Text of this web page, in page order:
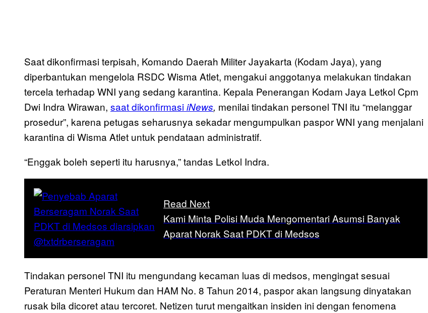
Saat dikonfirmasi terpisah, Komando Daerah Militer Jayakarta (Kodam Jaya), yang
diperbantukan mengelola RSDC Wisma Atlet, mengakui anggotanya melakukan tindakan
tercela terhadap WNI yang sedang karantina. Kepala Penerangan Kodam Jaya Letkol Cpm
Dwi Indra Wirawan, saat dikonfirmasiiNews, menilai tindakan personel TNI itu “melanggar
prosedur”, karena petugas seharusnya sekadar mengumpulkan paspor WNI yang menjalani
karantina di Wisma Atlet untuk pendataan administratif.
“Enggak boleh seperti itu harusnya,” tandas Letkol Indra.
Read Next
Kami Minta Polisi Muda Mengomentari Asumsi Banyak
Aparat Norak Saat PDKT di Medsos
Tindakan personel TNI itu mengundang kecaman luas di medsos, mengingat sesuai
Peraturan Menteri Hukum dan HAM No. 8 Tahun 2014, paspor akan langsung dinyatakan
rusak bila dicoret atau tercoret. Netizen turut mengaitkan insiden ini dengan fenomena